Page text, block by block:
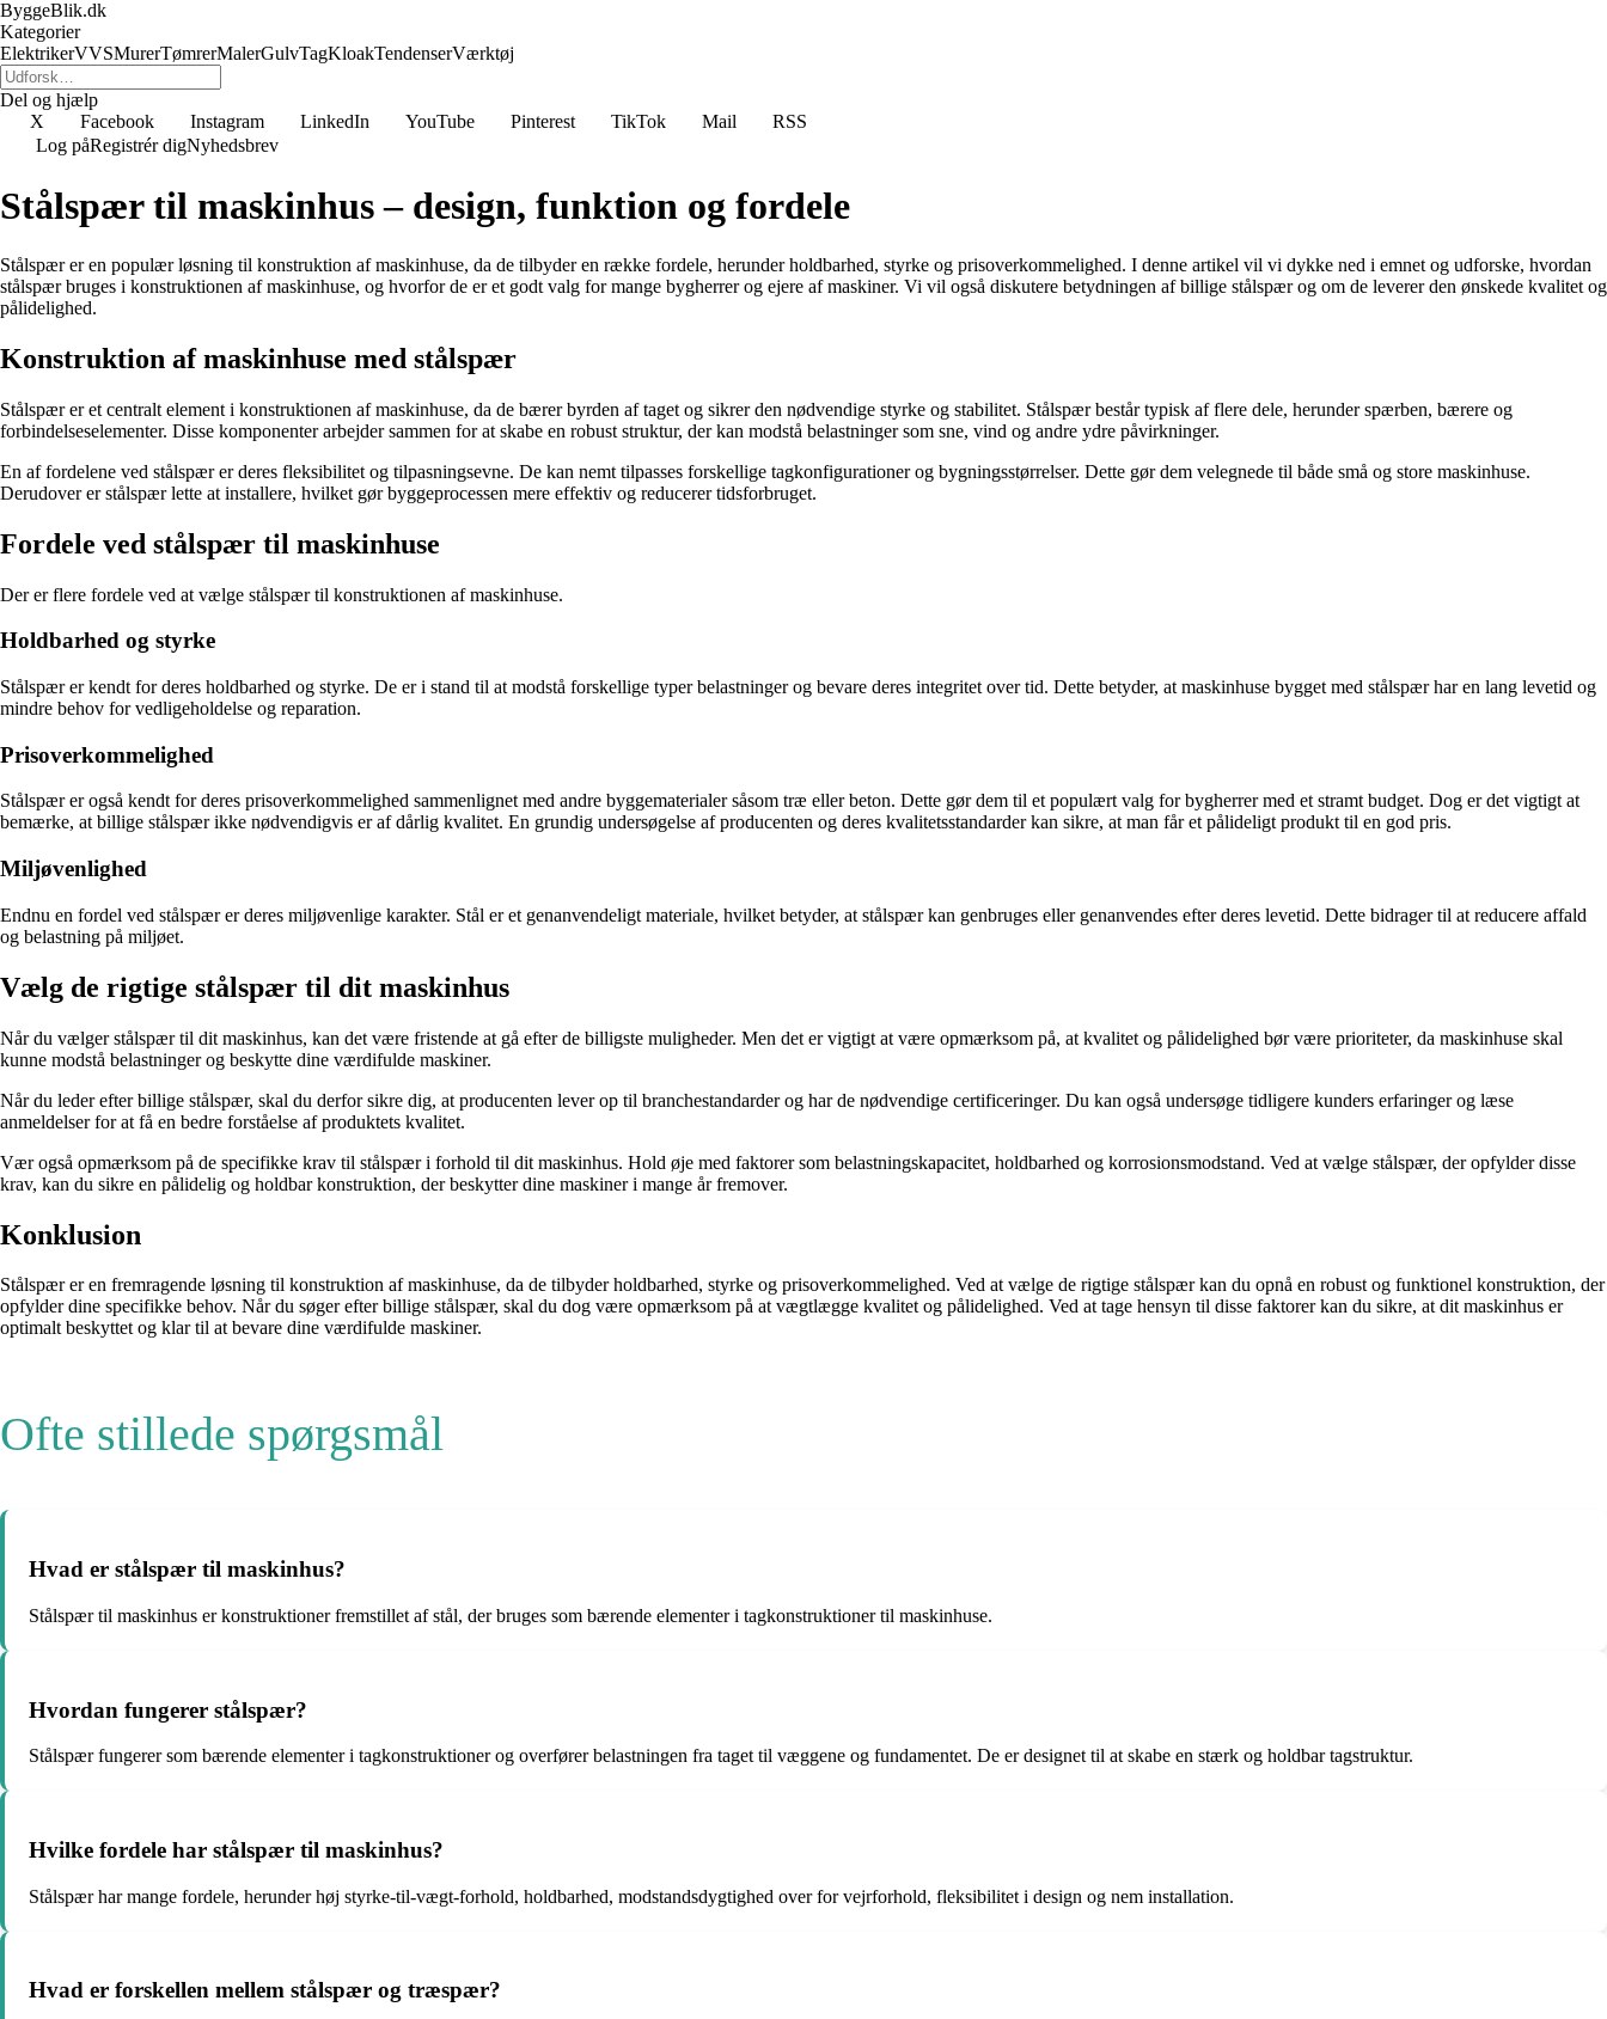
ByggeBlik.dk
Kategorier
ElektrikerVVSMurerTømrerMalerGulvTagKloakTendenserVærktøj
Del og hjælp
X
Facebook Instagram LinkedIn YouTube Pinterest TikTok Mail
RSS
Log påRegistrér digNyhedsbrev
Stålspær til maskinhus – design, funktion og fordele
Stålspær er en populær løsning til konstruktion af maskinhuse, da de tilbyder en række fordele, herunder holdbarhed, styrke og prisoverkommelighed. I denne artikel vil vi dykke ned i emnet og udforske, hvordan
stålspær bruges i konstruktionen af maskinhuse, og hvorfor de er et godt valg for mange bygherrer og ejere af maskiner. Vi vil også diskutere betydningen af ​​billige stålspær og om de leverer den ønskede kvalitet og
pålidelighed.
Konstruktion af maskinhuse med stålspær
Stålspær er et centralt element i konstruktionen af maskinhuse, da de bærer byrden af ​​taget og sikrer den nødvendige styrke og stabilitet. Stålspær består typisk af flere dele, herunder spærben, bærere og
forbindelseselementer. Disse komponenter arbejder sammen for at skabe en robust struktur, der kan modstå belastninger som sne, vind og andre ydre påvirkninger.
En af fordelene ved stålspær er deres fleksibilitet og tilpasningsevne. De kan nemt tilpasses forskellige tagkonfigurationer og bygningsstørrelser. Dette gør dem velegnede til både små og store maskinhuse.
Derudover er stålspær lette at installere, hvilket gør byggeprocessen mere effektiv og reducerer tidsforbruget.
Fordele ved stålspær til maskinhuse
Der er flere fordele ved at vælge stålspær til konstruktionen af maskinhuse.
Holdbarhed og styrke
Stålspær er kendt for deres holdbarhed og styrke. De er i stand til at modstå forskellige typer belastninger og bevare deres integritet over tid. Dette betyder, at maskinhuse bygget med stålspær har en lang levetid og
mindre behov for vedligeholdelse og reparation.
Prisoverkommelighed
Stålspær er også kendt for deres prisoverkommelighed sammenlignet med andre byggematerialer såsom træ eller beton. Dette gør dem til et populært valg for bygherrer med et stramt budget. Dog er det vigtigt at
bemærke, at billige stålspær ikke nødvendigvis er af dårlig kvalitet. En grundig undersøgelse af producenten og deres kvalitetsstandarder kan sikre, at man får et pålideligt produkt til en god pris.
Miljøvenlighed
Endnu en fordel ved stålspær er deres miljøvenlige karakter. Stål er et genanvendeligt materiale, hvilket betyder, at stålspær kan genbruges eller genanvendes efter deres levetid. Dette bidrager til at reducere affald
og belastning på miljøet.
Vælg de rigtige stålspær til dit maskinhus
Når du vælger stålspær til dit maskinhus, kan det være fristende at gå efter de billigste muligheder. Men det er vigtigt at være opmærksom på, at kvalitet og pålidelighed bør være prioriteter, da maskinhuse skal
kunne modstå belastninger og beskytte dine værdifulde maskiner.
Når du leder efter billige stålspær, skal du derfor sikre dig, at producenten lever op til branchestandarder og har de nødvendige certificeringer. Du kan også undersøge tidligere kunders erfaringer og læse
anmeldelser for at få en bedre forståelse af produktets kvalitet.
Vær også opmærksom på de specifikke krav til stålspær i forhold til dit maskinhus. Hold øje med faktorer som belastningskapacitet, holdbarhed og korrosionsmodstand. Ved at vælge stålspær, der opfylder disse
krav, kan du sikre en pålidelig og holdbar konstruktion, der beskytter dine maskiner i mange år fremover.
Konklusion
Stålspær er en fremragende løsning til konstruktion af maskinhuse, da de tilbyder holdbarhed, styrke og prisoverkommelighed. Ved at vælge de rigtige stålspær kan du opnå en robust og funktionel konstruktion, der
opfylder dine specifikke behov. Når du søger efter billige stålspær, skal du dog være opmærksom på at vægtlægge kvalitet og pålidelighed. Ved at tage hensyn til disse faktorer kan du sikre, at dit maskinhus er
optimalt beskyttet og klar til at bevare dine værdifulde maskiner.
Ofte stillede spørgsmål
Hvad er stålspær til maskinhus?
Stålspær til maskinhus er konstruktioner fremstillet af stål, der bruges som bærende elementer i tagkonstruktioner til maskinhuse.
Hvordan fungerer stålspær?
Stålspær fungerer som bærende elementer i tagkonstruktioner og overfører belastningen fra taget til væggene og fundamentet. De er designet til at skabe en stærk og holdbar tagstruktur.
Hvilke fordele har stålspær til maskinhus?
Stålspær har mange fordele, herunder høj styrke-til-vægt-forhold, holdbarhed, modstandsdygtighed over for vejrforhold, fleksibilitet i design og nem installation.
Hvad er forskellen mellem stålspær og træspær?